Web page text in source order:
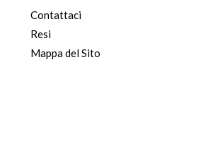
Contattaci
Resi
Mappa del Sito